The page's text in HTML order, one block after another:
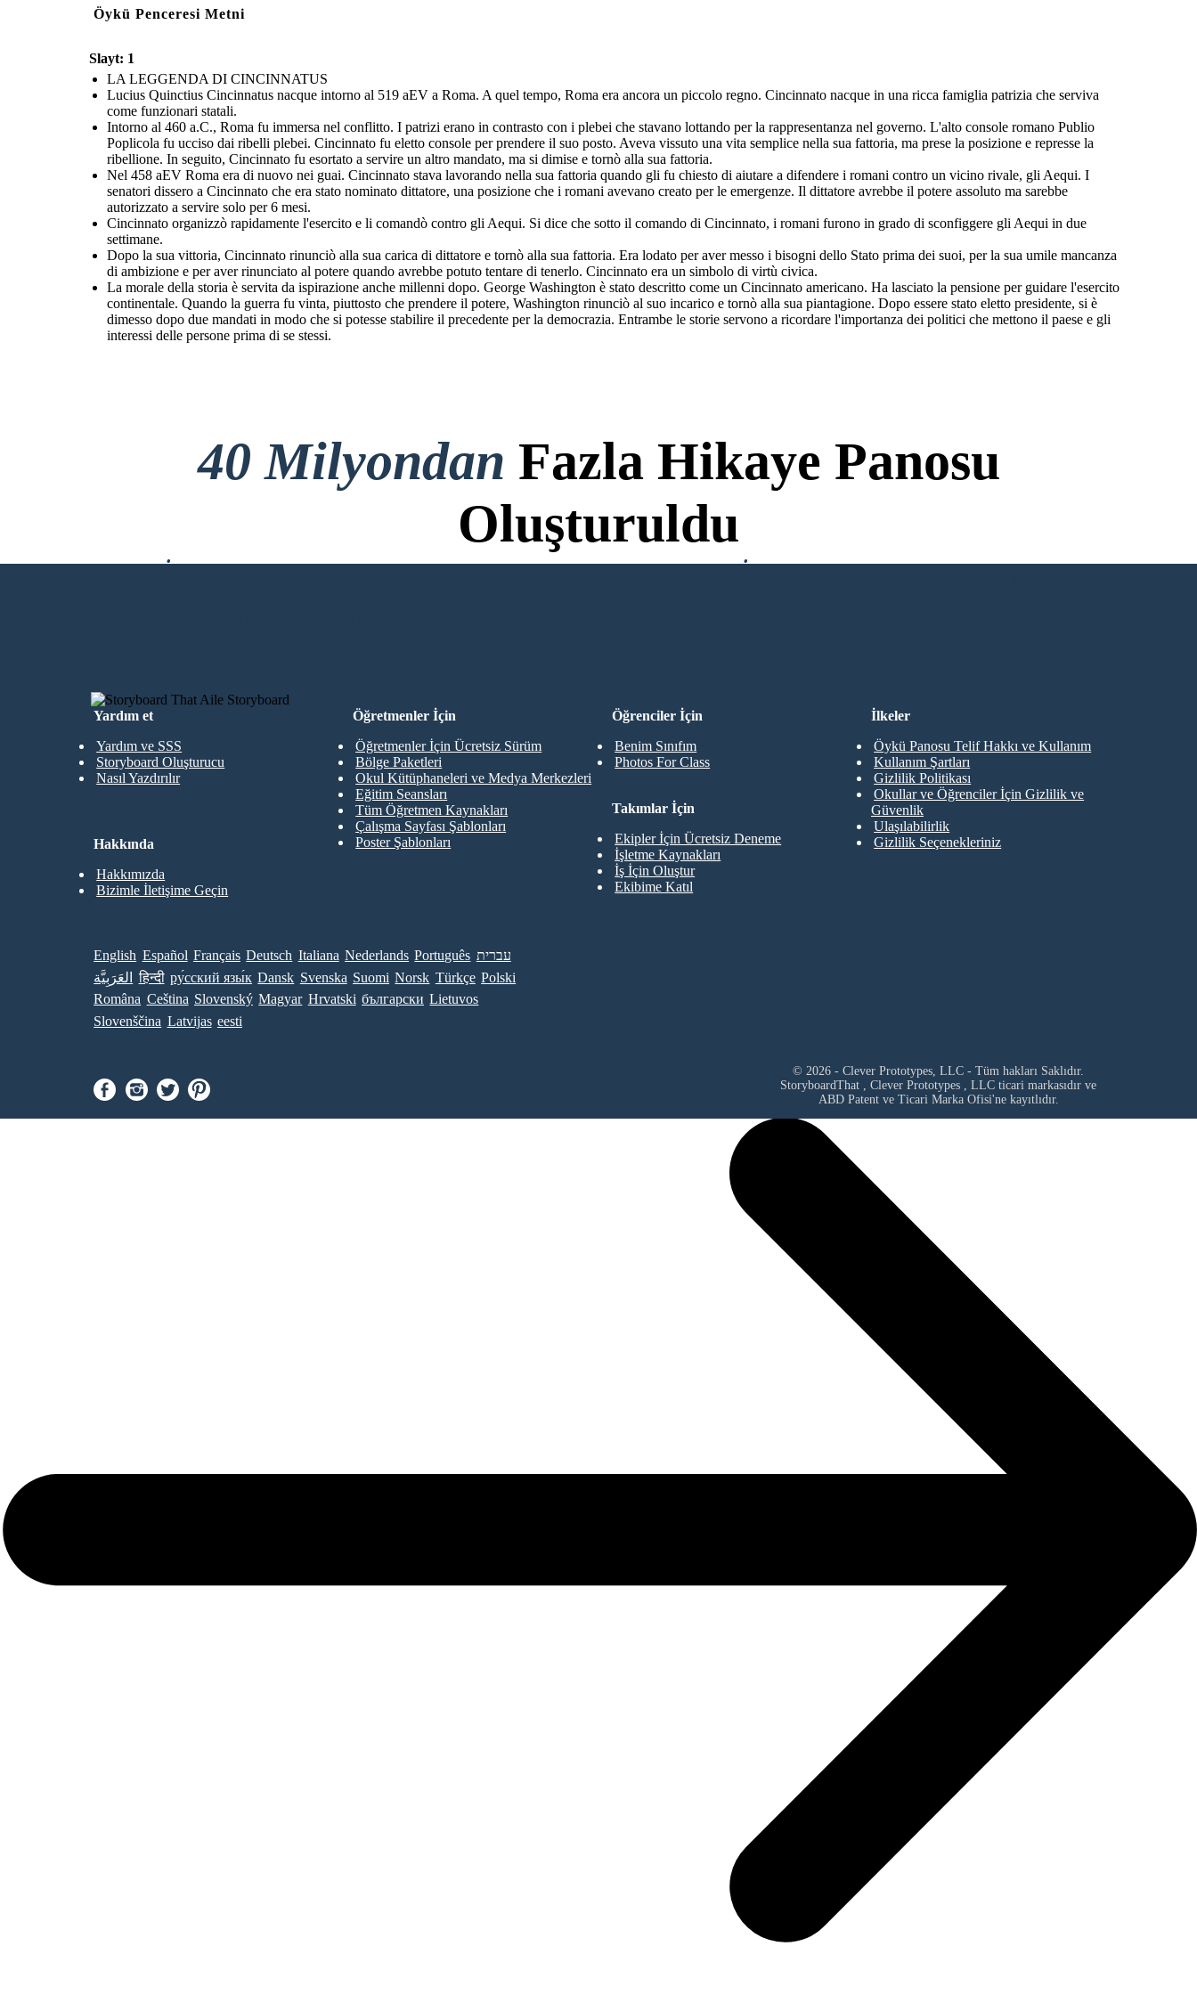
Öykü Penceresi Metni
Slayt: 1
LA LEGGENDA DI CINCINNATUS
Lucius Quinctius Cincinnatus nacque intorno al 519 aEV a Roma. A quel tempo, Roma era ancora un piccolo regno. Cincinnato nacque in una ricca famiglia patrizia che serviva
come funzionari statali.
Intorno al 460 a.C., Roma fu immersa nel conflitto. I patrizi erano in contrasto con i plebei che stavano lottando per la rappresentanza nel governo. L'alto console romano Publio
Poplicola fu ucciso dai ribelli plebei. Cincinnato fu eletto console per prendere il suo posto. Aveva vissuto una vita semplice nella sua fattoria, ma prese la posizione e represse la
ribellione. In seguito, Cincinnato fu esortato a servire un altro mandato, ma si dimise e tornò alla sua fattoria.
Nel 458 aEV Roma era di nuovo nei guai. Cincinnato stava lavorando nella sua fattoria quando gli fu chiesto di aiutare a difendere i romani contro un vicino rivale, gli Aequi. I
senatori dissero a Cincinnato che era stato nominato dittatore, una posizione che i romani avevano creato per le emergenze. Il dittatore avrebbe il potere assoluto ma sarebbe
autorizzato a servire solo per 6 mesi.
Cincinnato organizzò rapidamente l'esercito e li comandò contro gli Aequi. Si dice che sotto il comando di Cincinnato, i romani furono in grado di sconfiggere gli Aequi in due
settimane.
Dopo la sua vittoria, Cincinnato rinunciò alla sua carica di dittatore e tornò alla sua fattoria. Era lodato per aver messo i bisogni dello Stato prima dei suoi, per la sua umile mancanza
di ambizione e per aver rinunciato al potere quando avrebbe potuto tentare di tenerlo. Cincinnato era un simbolo di virtù civica.
La morale della storia è servita da ispirazione anche millenni dopo. George Washington è stato descritto come un Cincinnato americano. Ha lasciato la pensione per guidare l'esercito
continentale. Quando la guerra fu vinta, piuttosto che prendere il potere, Washington rinunciò al suo incarico e tornò alla sua piantagione. Dopo essere stato eletto presidente, si è
dimesso dopo due mandati in modo che si potesse stabilire il precedente per la democrazia. Entrambe le storie servono a ricordare l'importanza dei politici che mettono il paese e gli
interessi delle persone prima di se stessi.
40 Milyondan Fazla Hikaye Panosu
Oluşturuldu
İndirme Yok, Kredi Kartı Yok ve Denemek İçin Giriş Gerekmiyor!
Yardım et
Yardım ve SSS
Storyboard Oluşturucu
Nasıl Yazdırılır
Öğrenciler İçin
Benim Sınıfım
Photos For Class
Öğretmenler İçin
Öğretmenler İçin Ücretsiz Sürüm
Bölge Paketleri
Okul Kütüphaneleri ve Medya Merkezleri
Eğitim Seansları
Tüm Öğretmen Kaynakları
Çalışma Sayfası Şablonları
Poster Şablonları
Takımlar İçin
Ekipler İçin Ücretsiz Deneme
İşletme Kaynakları
İş İçin Oluştur
Ekibime Katıl
Hakkında
Hakkımızda
Bizimle İletişime Geçin
İlkeler
Öykü Panosu Telif Hakkı ve Kullanım
Kullanım Şartları
Gizlilik Politikası
Okullar ve Öğrenciler İçin Gizlilik ve
Güvenlik
Ulaşılabilirlik
Gizlilik Seçenekleriniz
English Español Français Deutsch Italiana Nederlands Português עברית
العَرَبِيَّة
हिन्दी ру́сский язы́к Dansk Svenska Suomi Norsk Türkçe Polski
Româna Ceština Slovenský Magyar Hrvatski български Lietuvos
Slovenščina Latvijas eesti
© 2026 - Clever Prototypes, LLC - Tüm hakları Saklıdır.
StoryboardThat , Clever Prototypes , LLC ticari markasıdır ve
ABD Patent ve Ticari Marka Ofisi'ne kayıtlıdır.